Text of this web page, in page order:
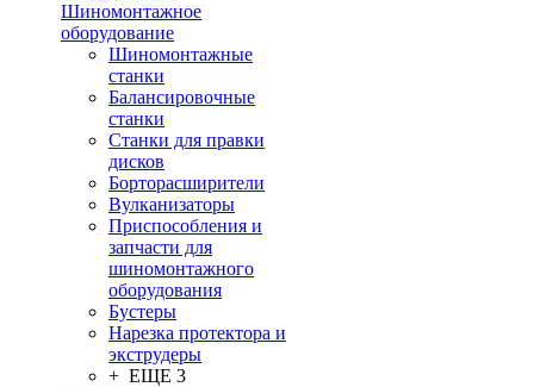
Шиномонтажное
оборудование
Шиномонтажные
станки
Балансировочные
станки
Станки для правки
дисков
Борторасширители
Вулканизаторы
Приспособления и
запчасти для
шиномонтажного
оборудования
Бустеры
Нарезка протектора и
экструдеры
+ ЕЩЕ 3